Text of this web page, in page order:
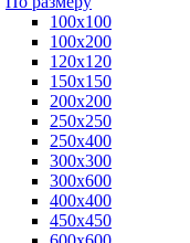
100х100
100х200
120х120
150х150
200х200
250х250
250х400
300х300
300х600
400х400
450х450